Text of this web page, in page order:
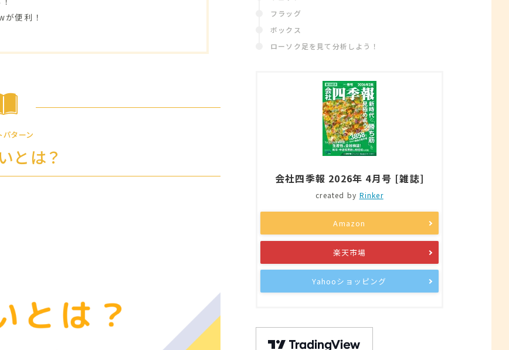
便利！
パターン
とは？
フラッグ
ボックス
ローソク足を見て分析しよう！
会社四季報 2026年 4月号 [雑誌]
created by Rinker
Amazon
楽天市場
Yahooショッピング